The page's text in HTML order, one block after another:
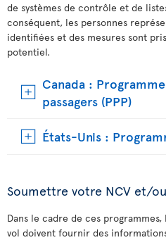
de systèmes de contrôle et de
conséquent, les personnes
identifiées et des mesures sont
potentiel.
Canada :
passagers (PPP)
États-Unis :
Soumettre votre NCV et/
Dans le cadre de ces
vol doivent fournir des